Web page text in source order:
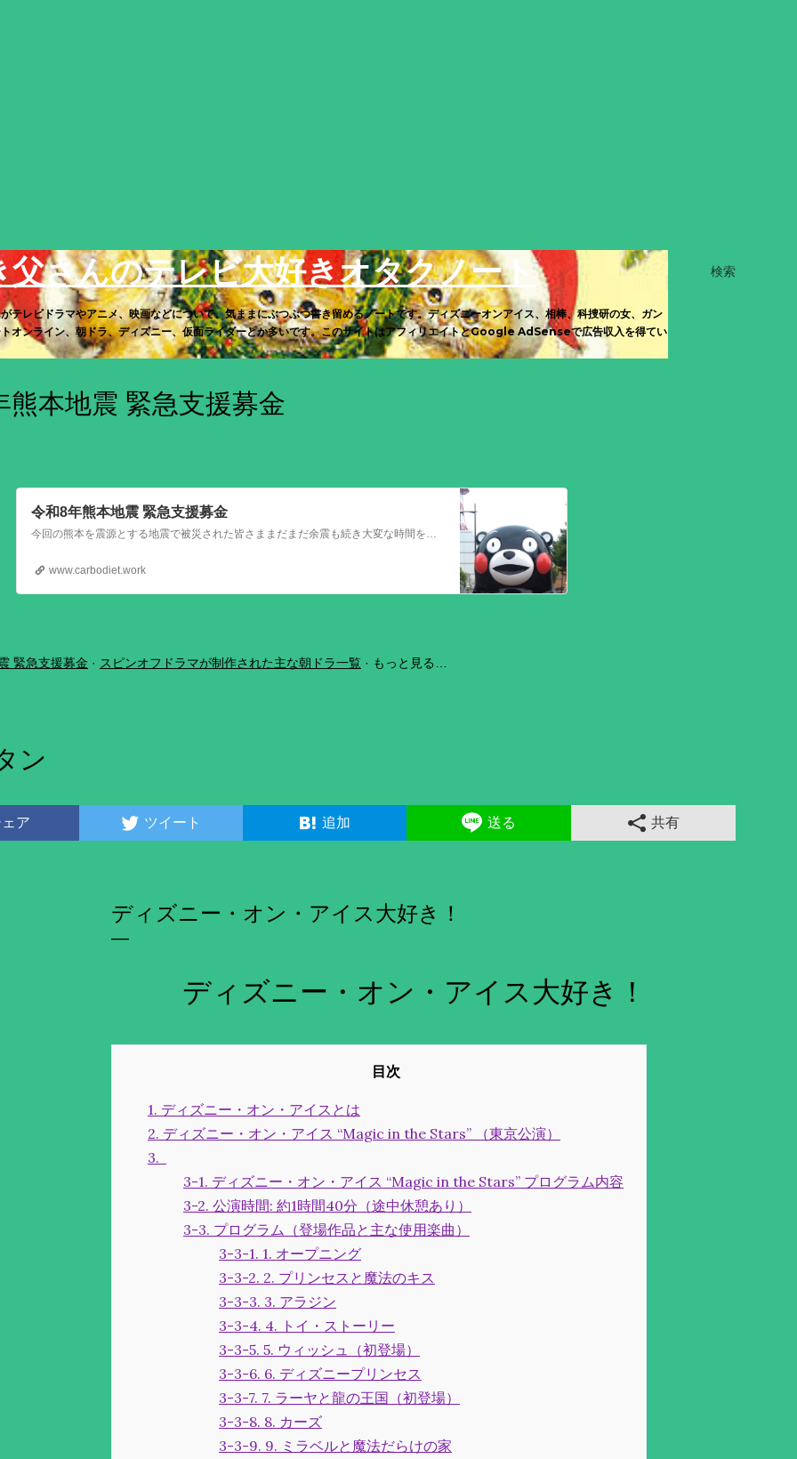
検索
父さんのテレビ大好きオタクノート
テレビドラマやアニメ、映画などについて、気ままにぶつぶつ書き留めるノートです。ディズニーオンアイス、相棒、科捜研の女、ガン
オンライン、朝ドラ、ディズニー、仮面ライダーとか多いです。このサイトはアフィリエイトとGoogle AdSenseで広告収入を得てい
熊本地震 緊急支援募金
令和8年熊本地震 緊急支援募金
今回の熊本を震源とする地震で被災された皆さままだまだ余震も続き大変な時間を過ごされていると思います。心よりお見舞い申し上げます
www.carbodiet.work
緊急支援募金 スピンオフドラマが制作された主な朝ドラ一覧 もっと見る…
ン
ア ツイート 追加 送る 共有
ディズニー・オン・アイス大好き！
ディズニー・オン・アイス大好き！
1. ディズニー・オン・アイスとは
2. ディズニー・オン・アイス “Magic in the Stars” （東京公演）
3.
3-1. ディズニー・オン・アイス “Magic in the Stars” プログラム内容
3-2. 公演時間: 約1時間40分（途中休憩あり）
3-3. プログラム（登場作品と主な使用楽曲）
3-3-1. 1. オープニング
3-3-2. 2. プリンセスと魔法のキス
3-3-3. 3. アラジン
3-3-4. 4. トイ・ストーリー
3-3-5. 5. ウィッシュ（初登場）
3-3-6. 6. ディズニープリンセス
3-3-7. 7. ラーヤと龍の王国（初登場）
3-3-8. 8. カーズ
3-3-9. 9. ミラベルと魔法だらけの家